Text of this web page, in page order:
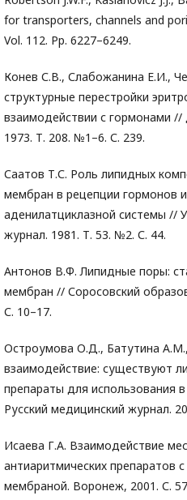
for transporters, channels and
Vol. 112. Pp. 6227–6249.
Конев С.В., Слабожанина Е.И.,
структурные перестройки
взаимодействии с гормонами
1973. Т. 208. №1–6. С. 239.
Саатов Т.С. Роль липидных
мембран в рецепции гормонов
аденилатциклазной системы //
журнал. 1981. Т. 53. №2. С. 44.
Антонов В.Ф. Липидные поры:
мембран // Соросовский
С. 10–17.
Остроумова О.Д., Батутина
взаимодействие: существуют
препараты для использования
Русский медицинский журнал.
Исаева Г.А. Взаимодействие
антиаритмических препаратов
мембраной. Воронеж, 2001. С.